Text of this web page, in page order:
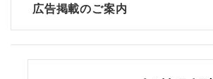
広告掲載のご案内